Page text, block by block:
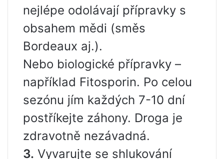
nejlépe odolávají přípravky s
obsahem mědi (směs
Bordeaux aj.).
Nebo biologické přípravky –
například Fitosporin. Po celou
sezónu jím každých 7-10 dní
postříkejte záhony. Droga je
zdravotně nezávadná.
3. Vyvarujte se shlukování